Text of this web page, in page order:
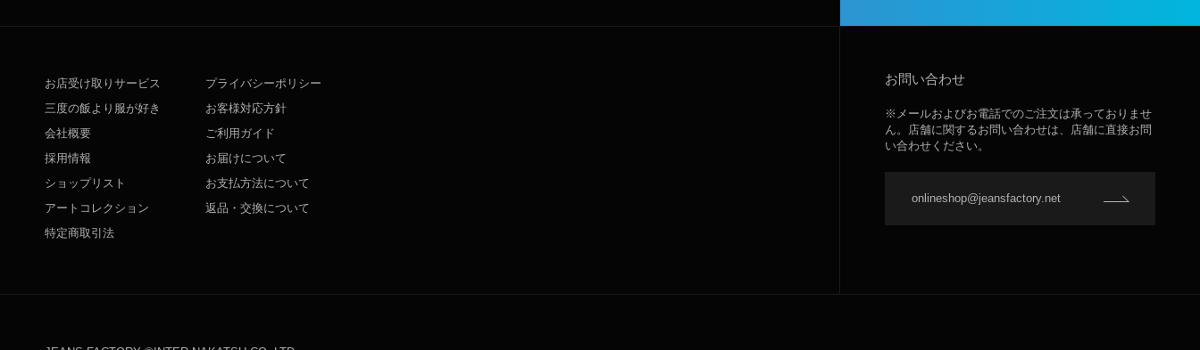
お店受け取りサービス
三度の飯より服が好き
会社概要
採用情報
ショップリスト
アートコレクション
特定商取引法
プライバシーポリシー
お客様対応方針
ご利用ガイド
お届けについて
お支払方法について
返品・交換について
お問い合わせ
※メールおよびお電話でのご注文は承っておりませ
ん。店舗に関するお問い合わせは、店舗に直接お問
い合わせください。
onlineshop@jeansfactory.net